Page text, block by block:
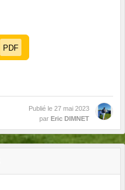
PDF
Publié le 27 mai 2023
par Eric DIMNET